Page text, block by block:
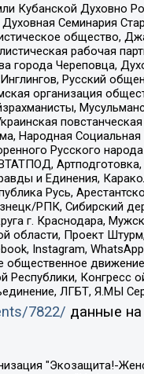
Кубанской Духовно
Семинария
общество,
рабочая
города Череповца,
Русский
организация
Народная
Русского
и Единения,
Русь,
РПК,
г. Краснодара,
области, Проект
Instagram,
общественное
Республики,
ЛГБТ, Я.МЫ
7822/ данные на
против СПИДа", Камалягин Денис Николаевич, Маркелов Сергей Евгеньевич, Пономарев Лев Александрович, Савицкая Людмила Алексеевна, Автономная некоммерческая организация "Центр по работе с проблемой насилия "НАСИЛИЮ.НЕТ", Межрегиональный профессиональный союз работников здравоохранения "Альянс врачей", Юридическое лицо, зарегистрированное в Латвийской Республике, SIA "Medusa Project" (регистрационный номер 40103797863, дата регистрации 10.06.2014), Некоммерческая организация "Фонд по борьбе с коррупцией", Автономная некоммерческая организация "Институт права и публичной политики", Баданин Роман Сергеевич, Гликин Максим Александрович, Железнова Мария Михайловна, Лукьянова Юлия Сергеевна, Маетная Елизавета Витальевна, Маняхин Петр Борисович, Чуракова Ольга Владимировна, Ярош Юлия Петровна, Юридическое лицо "The Insider SIA", зарегистрированное в Риге, Латвийская Республика (дата регистрации 26.06.2015), являющееся администратором доменного имени интернет-издания "The Insider SIA", https://theins.ru, Постернак Алексей Евгеньевич, Рубин Михаил Аркадьевич, Анин Роман Александрович, Юридическое лицо Istories fonds, зарегистрированное в Латвийской Республике (регистрационный номер 50008295751, дата регистрации 24.02.2020), Великовский Дмитрий Александрович, Долинина Ирина Николаевна, Мароховская Алеся Алексеевна, Шлейнов Роман